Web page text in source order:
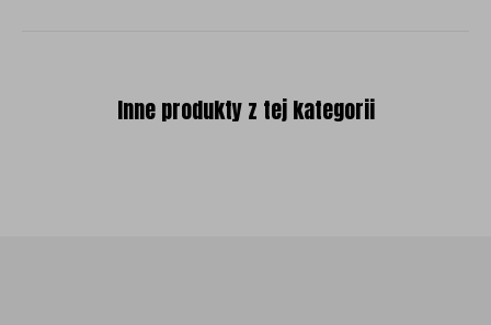
Inne produkty z tej kategorii